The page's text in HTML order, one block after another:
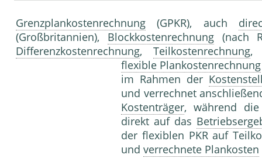
Grenzplankostenrechnung (GPKR), auch
(Großbritannien), Blockkostenrechnung(nach
Differenzkostenrechnung, Teilkostenrechnung
flexible Plankostenrechnung
im Rahmen der
und verrechnet
Kostenträger, während
direkt auf das
der flexiblen PKR auf
und verrechnete Plankosten